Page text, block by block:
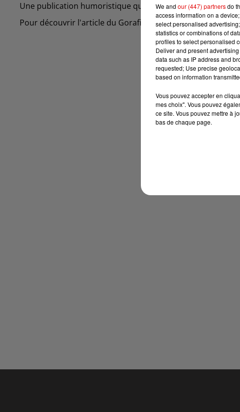
Une publication humoristique qui n’est pas passée
Pour découvrir l'article du Gorafi, cliquez surce lien :
We and our (447) partnersdo
access information on a
select personalised
statistics or combinations of
profiles to select personalised
Deliver and present
data such as IP address and
requested; Use precise
based on information
Vous pouvez accepter en
mes choix". Vous pouvez
ce site. Vous pouvez mettre à
bas de chaque page.